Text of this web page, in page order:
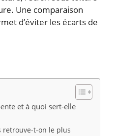
Une comparaison
d’éviter les écarts de
et à quoi sert-elle
retrouve-t-on le plus